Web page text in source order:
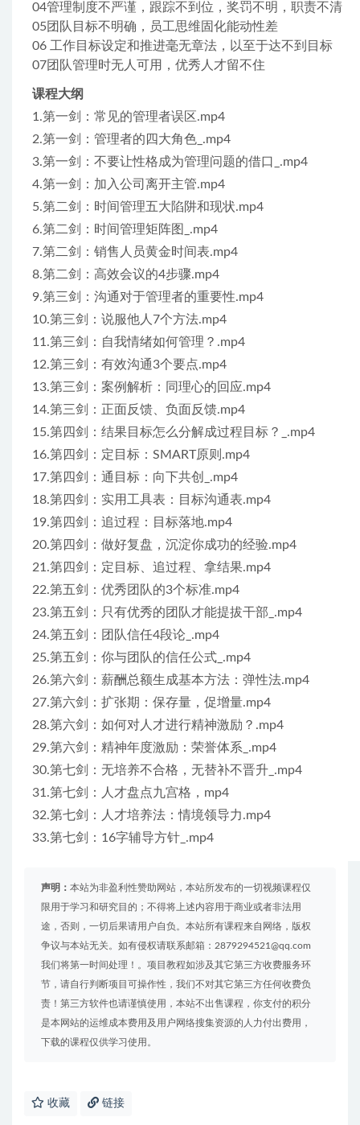
04管理制度不严谨，跟踪不到位，奖罚不明，职责不清
05团队目标不明确，员工思维固化能动性差
06 工作目标设定和推进毫无章法，以至于达不到目标
07团队管理时无人可用，优秀人才留不住
课程大纲
1.第一剑：常见的管理者误区.mp4
2.第一剑：管理者的四大角色_.mp4
3.第一剑：不要让性格成为管理问题的借口_.mp4
4.第一剑：加入公司离开主管.mp4
5.第二剑：时间管理五大陷阱和现状.mp4
6.第二剑：时间管理矩阵图_.mp4
7.第二剑：销售人员黄金时间表.mp4
8.第二剑：高效会议的4步骤.mp4
9.第三剑：沟通对于管理者的重要性.mp4
10.第三剑：说服他人7个方法.mp4
11.第三剑：自我情绪如何管理？.mp4
12.第三剑：有效沟通3个要点.mp4
13.第三剑：案例解析：同理心的回应.mp4
14.第三剑：正面反馈、负面反馈.mp4
15.第四剑：结果目标怎么分解成过程目标？_.mp4
16.第四剑：定目标：SMART原则.mp4
17.第四剑：通目标：向下共创_.mp4
18.第四剑：实用工具表：目标沟通表.mp4
19.第四剑：追过程：目标落地.mp4
20.第四剑：做好复盘，沉淀你成功的经验.mp4
21.第四剑：定目标、追过程、拿结果.mp4
22.第五剑：优秀团队的3个标准.mp4
23.第五剑：只有优秀的团队才能提拔干部_.mp4
24.第五剑：团队信任4段论_.mp4
25.第五剑：你与团队的信任公式_.mp4
26.第六剑：薪酬总额生成基本方法：弹性法.mp4
27.第六剑：扩张期：保存量，促增量.mp4
28.第六剑：如何对人才进行精神激励？.mp4
29.第六剑：精神年度激励：荣誉体系_.mp4
30.第七剑：无培养不合格，无替补不晋升_.mp4
31.第七剑：人才盘点九宫格，mp4
32.第七剑：人才培养法：情境领导力.mp4
33.第七剑：16字辅导方针_.mp4
声明： 本站为非盈利性赞助网站，本站所发布的一切视频课程仅
限用于学习和研究目的；不得将上述内容用于商业或者非法用
途，否则，一切后果请用户自负。本站所有课程来自网络，版权
争议与本站无关。如有侵权请联系邮箱：2879294521@qq.com
我们将第一时间处理！。项目教程如涉及其它第三方收费服务环
节，请自行判断项目可操作性，我们不对其它第三方任何收费负
责！第三方软件也请谨慎使用，本站不出售课程，你支付的积分
是本网站的运维成本费用及用户网络搜集资源的人力付出费用，
下载的课程仅供学习使用。
收藏 链接